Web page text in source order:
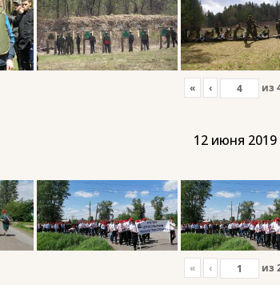
« ‹ из
12 июня 2019
« ‹ из